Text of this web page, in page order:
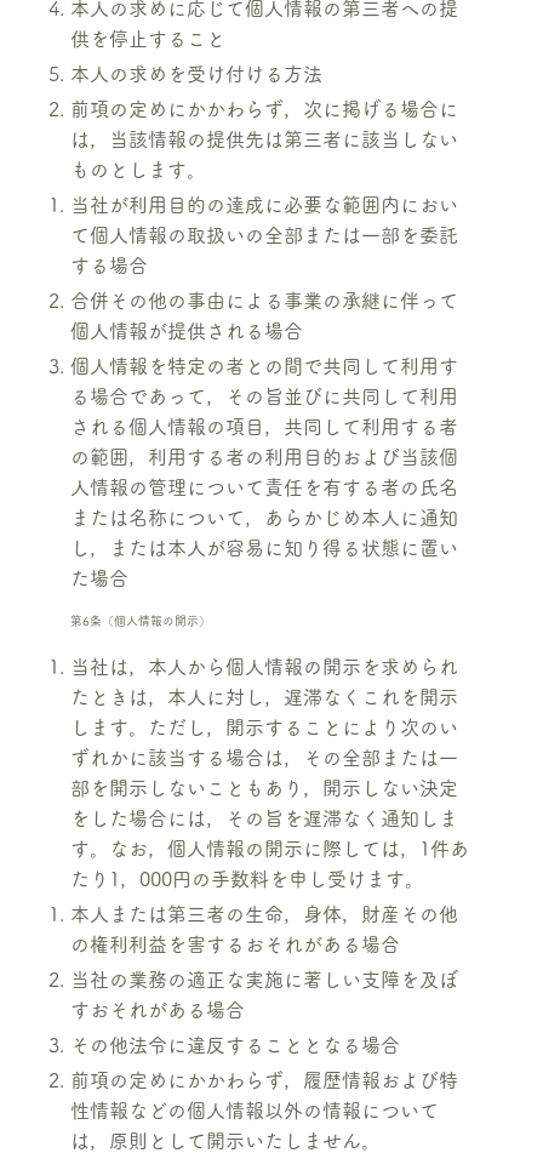
本人の求めに応じて個人情報の第三者への提
供を停止すること
本人の求めを受け付ける方法
前項の定めにかかわらず，次に掲げる場合に
は，当該情報の提供先は第三者に該当しない
ものとします。
当社が利用目的の達成に必要な範囲内におい
て個人情報の取扱いの全部または一部を委託
する場合
合併その他の事由による事業の承継に伴って
個人情報が提供される場合
個人情報を特定の者との間で共同して利用す
る場合であって，その旨並びに共同して利用
される個人情報の項目，共同して利用する者
の範囲，利用する者の利用目的および当該個
人情報の管理について責任を有する者の氏名
または名称について，あらかじめ本人に通知
し，または本人が容易に知り得る状態に置い
た場合
第6条（個人情報の開示）
当社は，本人から個人情報の開示を求められ
たときは，本人に対し，遅滞なくこれを開示
します。ただし，開示することにより次のい
ずれかに該当する場合は，その全部または一
部を開示しないこともあり，開示しない決定
をした場合には，その旨を遅滞なく通知しま
す。なお，個人情報の開示に際しては，1件あ
たり1，000円の手数料を申し受けます。
本人または第三者の生命，身体，財産その他
の権利利益を害するおそれがある場合
当社の業務の適正な実施に著しい支障を及ぼ
すおそれがある場合
その他法令に違反することとなる場合
前項の定めにかかわらず，履歴情報および特
性情報などの個人情報以外の情報について
は，原則として開示いたしません。